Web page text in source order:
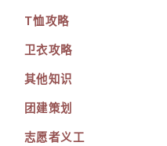
T恤攻略
卫衣攻略
其他知识
团建策划
志愿者义工